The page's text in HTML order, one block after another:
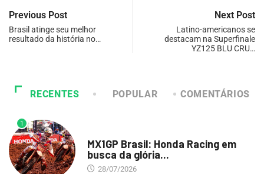
Previous Post
Brasil atinge seu melhor
resultado da história no…
Next Post
Latino-americanos se
destacam na Superfinale
YZ125 BLU CRU…
RECENTES POPULAR COMENTÁRIOS
1
MX1GP Brasil: Honda Racing em
busca da glória...
28/07/2026